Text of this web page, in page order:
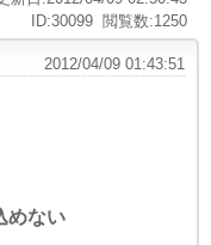
閲覧数:1250
ID:30099
2012/04/09 01:43:51
めない